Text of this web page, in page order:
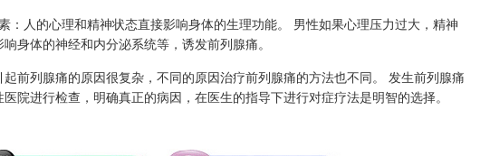
人的心理和精神状态直接影响身体的生理功能。 男性如果心理压力过大，精神
身体的神经和内分泌系统等，诱发前列腺痛。
列腺痛的原因很复杂，不同的原因治疗前列腺痛的方法也不同。 发生前列腺痛
院进行检查，明确真正的病因，在医生的指导下进行对症疗法是明智的选择。